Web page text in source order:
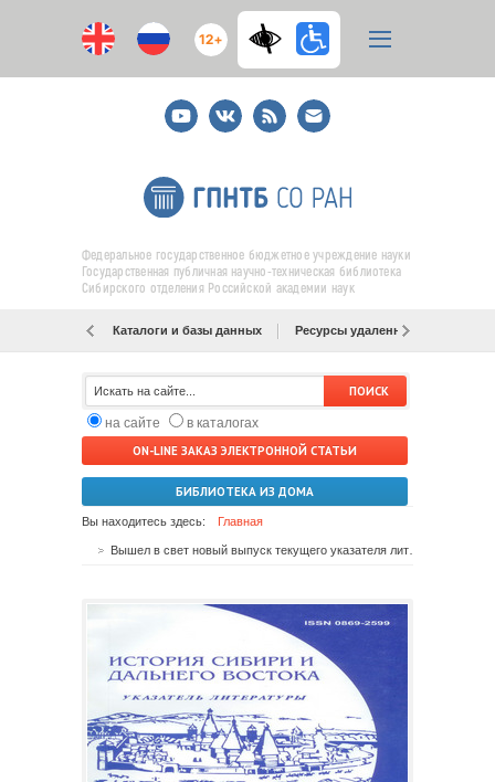
12+
YoutubeВКонтакте
RSS
E-
mail
подписка
Федеральное государственное бюджетное учреждение науки
Государственная публичная научно-техническая библиотека
Сибирского отделения Российской академии наук
Каталоги и базы данных Ресурсы удаленного доступа
на сайте
в каталогах
ON-LINE ЗАКАЗ ЭЛЕКТРОННОЙ СТАТЬИ
БИБЛИОТЕКА ИЗ ДОМА
Вы находитесь здесь: Главная